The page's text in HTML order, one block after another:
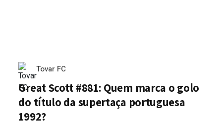
Tovar FC
Great Scott #881: Quem marca o golo
do título da supertaça portuguesa
1992?